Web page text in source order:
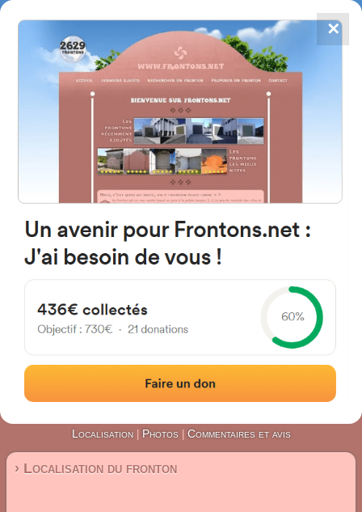
FRONTONS.NET
RECHERCHER UN FRONTON
PROPOSER UN FRONTON
4867
frontons
C. San Erasmo 24344
Villamartín de Don Sancho,
León Espagne
Fronton mur à gauche
Localisation| Photos Commentaires et avis
› Localisation du fronton
✕